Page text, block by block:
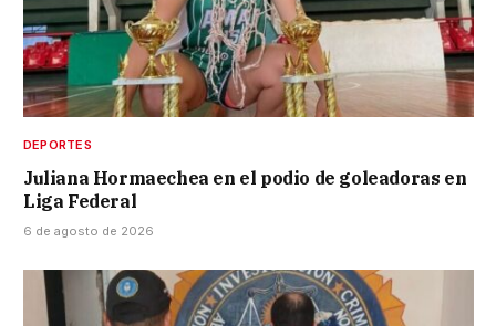
DEPORTES
Juliana Hormaechea en el podio de goleadoras en
Liga Federal
6 de agosto de 2026